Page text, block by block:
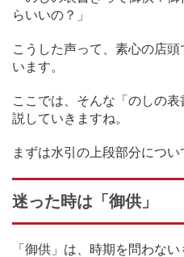
らいいの？」
こうした声って、素心の店
います。
ここでは、そんな「のしの
説していきますね。
まずは水引の上段部分につい
迷った時は「御供」
「御供」は、時期を問わな